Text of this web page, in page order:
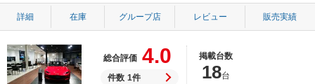
詳細 在庫 グループ店 レビュー 販売実績
総合評価 4.0
件数 1件
掲載台数
18台